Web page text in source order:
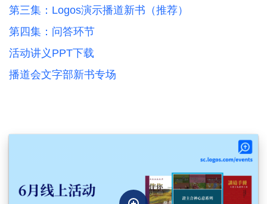
第三集：Logos演示播道新书（推荐）
第四集：问答环节
活动讲义PPT下载
播道会文字部新书专场